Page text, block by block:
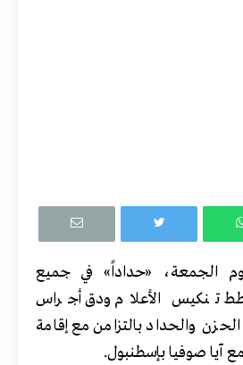
الجمعة، «حداداً» في جميع
تنكيس الأعلام ودق أجراس
والحداد بالتزامن مع إقامة
آيا صوفيا بإسطنبول.